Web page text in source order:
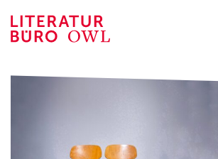
Inhalt
springen
Junge Literatur